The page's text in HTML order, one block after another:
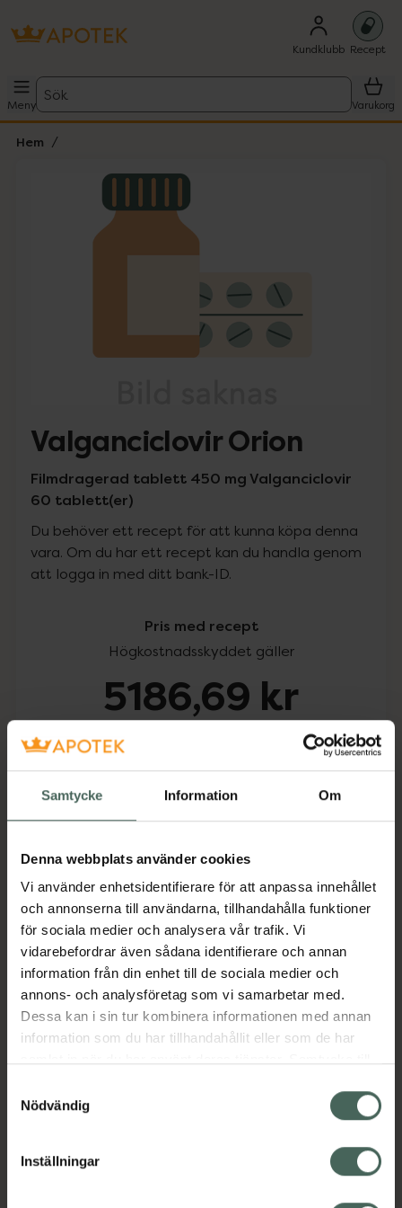
Samtycke Information Om
Denna webbplats använder cookies
Vi använder enhetsidentifierare för att anpassa innehållet
och annonserna till användarna, tillhandahålla funktioner
för sociala medier och analysera vår trafik. Vi
vidarebefordrar även sådana identifierare och annan
information från din enhet till de sociala medier och
annons- och analysföretag som vi samarbetar med.
Dessa kan i sin tur kombinera informationen med annan
information som du har tillhandahållit eller som de har
återkalla ditt samtycke via webbplatsens
cookieinställningar. Ett återkallat samtycke påverkar inte
lagligheten av behandling som skett innan återkallelsen.
Nödvändig
Inställningar
Kundklubb Recept
Meny
Sök
Varukorg
Hem
Lista: . Innehåller 1 objekt.
Valganciclovir Orion
Filmdragerad tablett 450 mg Valganciclovir
60 tablett(er)
Du behöver ett recept för att kunna köpa denna
vara. Om du har ett recept kan du handla genom
att logga in med ditt bank-ID.
Pris med recept
Högkostnadsskyddet gäller
5186,69 kr
Köp via ditt recept
Beskrivning Dölj
Läs alltid bipacksedeln innan
användning.
EAN:07046265623236
Visa